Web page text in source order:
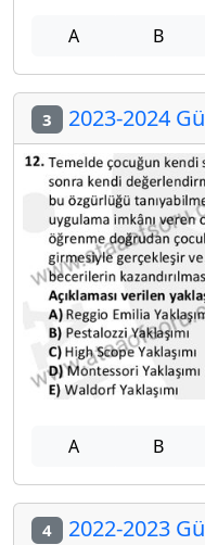
A B
3 2023-2024
A B
4 2022-2023